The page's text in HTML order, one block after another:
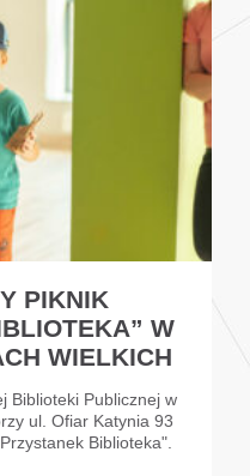
PIKNIK
W
WIELKICH
Biblioteki Publicznej w
ul. Ofiar Katynia 93
Biblioteka".